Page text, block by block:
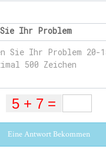
Ihr Problem
Eine Antwort Bekommen